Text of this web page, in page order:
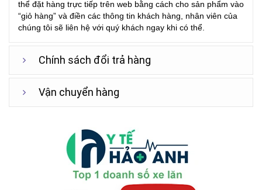
thể đặt hàng trực tiếp trên web bằng cách cho sản phẩm vào
“giỏ hàng” và điền các thông tin khách hàng, nhân viên của
chúng tôi sẽ liên hệ với quý khách ngay khi có thể.
Chính sách đổi trả hàng
Vận chuyển hàng